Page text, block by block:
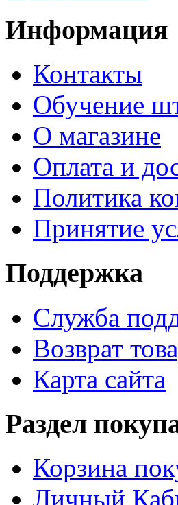
Информация
Контакты
Обучение
О магазине
Оплата и
Политика
Принятие
Поддержка
Служба
Возврат
Карта сайта
Раздел
Корзина
Личный